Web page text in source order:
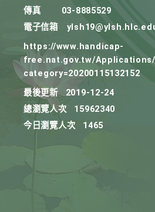
傳真
03-8885529
電子信箱
https://www.handicap-
free.nat.gov.tw/
category=20200115132152
最後更新
2019-12-24
總瀏覽人次
15962340
今日瀏覽人次
1465